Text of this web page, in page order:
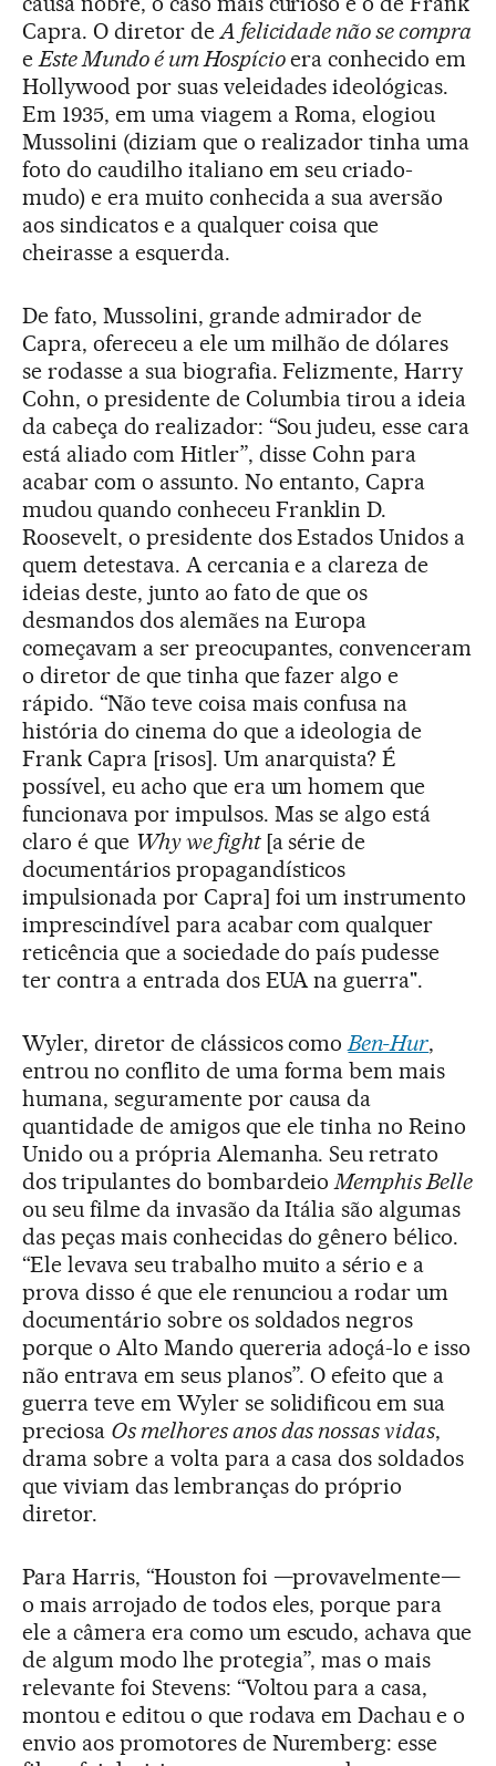
Capra. O diretor deA felicidade não se compra
eEste Mundo é um Hospícioera conhecido em
Hollywood por suas veleidades ideológicas.
Em 1935, em uma viagem a Roma, elogiou
Mussolini (diziam que o realizador tinha uma
foto do caudilho italiano em seu criado-
mudo) e era muito conhecida a sua aversão
aos sindicatos e a qualquer coisa que
cheirasse a esquerda.
De fato, Mussolini, grande admirador de
Capra, ofereceu a ele um milhão de dólares
se rodasse a sua biografia. Felizmente, Harry
Cohn, o presidente de Columbia tirou a ideia
da cabeça do realizador: “Sou judeu, esse cara
está aliado com Hitler”, disse Cohn para
acabar com o assunto. No entanto, Capra
mudou quando conheceu Franklin D.
Roosevelt, o presidente dos Estados Unidos a
quem detestava. A cercania e a clareza de
ideias deste, junto ao fato de que os
desmandos dos alemães na Europa
começavam a ser preocupantes, convenceram
o diretor de que tinha que fazer algo e
rápido. “Não teve coisa mais confusa na
história do cinema do que a ideologia de
Frank Capra [risos]. Um anarquista? É
possível, eu acho que era um homem que
funcionava por impulsos. Mas se algo está
claro é que Why we fight[a série de
documentários propagandísticos
impulsionada por Capra] foi um instrumento
imprescindível para acabar com qualquer
reticência que a sociedade do país pudesse
ter contra a entrada dos EUA na guerra".
Wyler, diretor de clássicos comoBen-Hur,
entrou no conflito de uma forma bem mais
humana, seguramente por causa da
quantidade de amigos que ele tinha no Reino
Unido ou a própria Alemanha. Seu retrato
dos tripulantes do bombardeioMemphis Belle
ou seu filme da invasão da Itália são algumas
das peças mais conhecidas do gênero bélico.
“Ele levava seu trabalho muito a sério e a
prova disso é que ele renunciou a rodar um
documentário sobre os soldados negros
porque o Alto Mando quereria adoçá-lo e isso
não entrava em seus planos”. O efeito que a
guerra teve em Wyler se solidificou em sua
preciosa Os melhores anos das nossas vidas,
drama sobre a volta para a casa dos soldados
que viviam das lembranças do próprio
diretor.
Para Harris, “Houston foi —provavelmente—
o mais arrojado de todos eles, porque para
ele a câmera era como um escudo, achava que
de algum modo lhe protegia”, mas o mais
relevante foi Stevens: “Voltou para a casa,
montou e editou o que rodava em Dachau e o
envio aos promotores de Nuremberg: esse